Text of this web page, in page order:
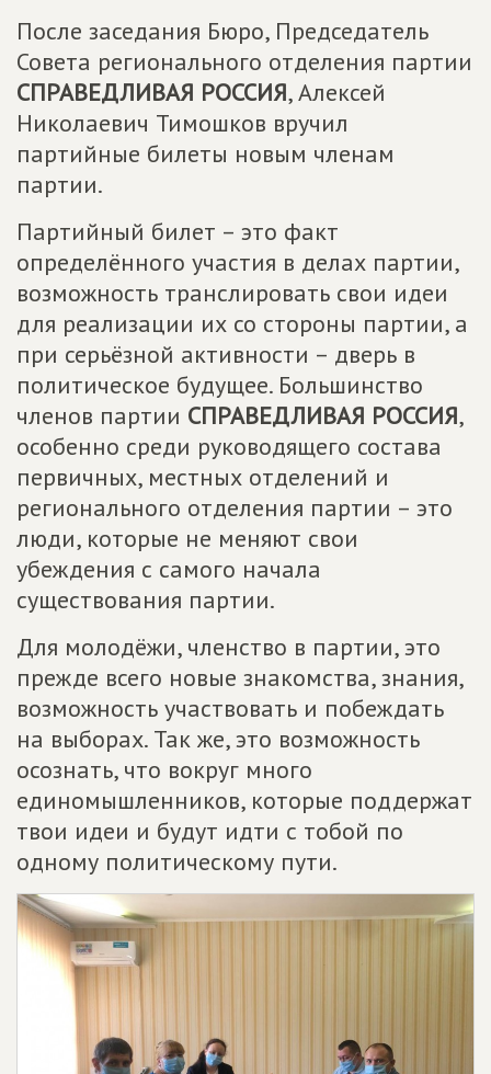
После заседания Бюро, Председатель
Совета регионального отделения партии
СПРАВЕДЛИВАЯ РОССИЯ, Алексей
Николаевич Тимошков вручил
партийные билеты новым членам
партии.
Партийный билет – это факт
определённого участия в делах партии,
возможность транслировать свои идеи
для реализации их со стороны партии, а
при серьёзной активности – дверь в
политическое будущее. Большинство
членов партии СПРАВЕДЛИВАЯ РОССИЯ,
особенно среди руководящего состава
первичных, местных отделений и
регионального отделения партии – это
люди, которые не меняют свои
убеждения с самого начала
существования партии.
Для молодёжи, членство в партии, это
прежде всего новые знакомства, знания,
возможность участвовать и побеждать
на выборах. Так же, это возможность
осознать, что вокруг много
единомышленников, которые поддержат
твои идеи и будут идти с тобой по
одному политическому пути.